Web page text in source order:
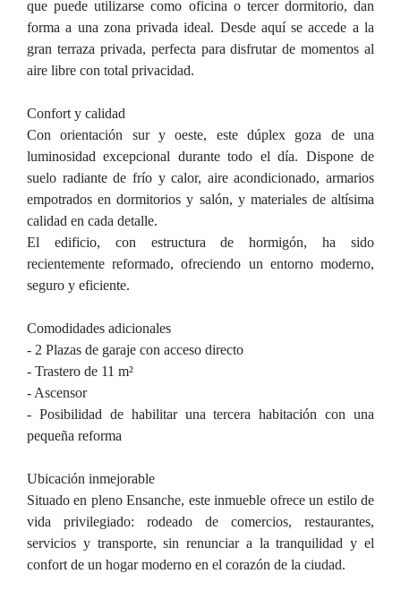
que puede utilizarse como oficina o tercer dormitorio, dan
forma a una zona privada ideal. Desde aquí se accede a la
gran terraza privada, perfecta para disfrutar de momentos al
aire libre con total privacidad.
Confort y calidad
Con orientación sur y oeste, este dúplex goza de una
luminosidad excepcional durante todo el día. Dispone de
suelo radiante de frío y calor, aire acondicionado, armarios
empotrados en dormitorios y salón, y materiales de altísima
calidad en cada detalle.
El edificio, con estructura de hormigón, ha sido
recientemente reformado, ofreciendo un entorno moderno,
seguro y eficiente.
Comodidades adicionales
- 2 Plazas de garaje con acceso directo
- Trastero de 11 m²
- Ascensor
- Posibilidad de habilitar una tercera habitación con una
pequeña reforma
Ubicación inmejorable
Situado en pleno Ensanche, este inmueble ofrece un estilo de
vida privilegiado: rodeado de comercios, restaurantes,
servicios y transporte, sin renunciar a la tranquilidad y el
confort de un hogar moderno en el corazón de la ciudad.